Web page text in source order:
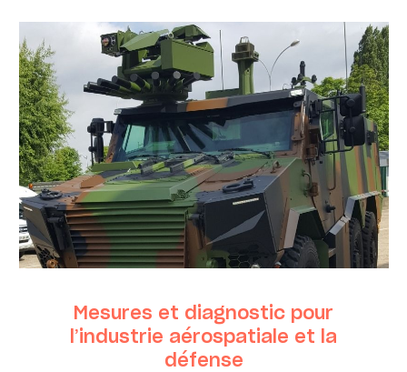
Mesures et diagnostic pour
l’industrie aérospatiale et la
défense